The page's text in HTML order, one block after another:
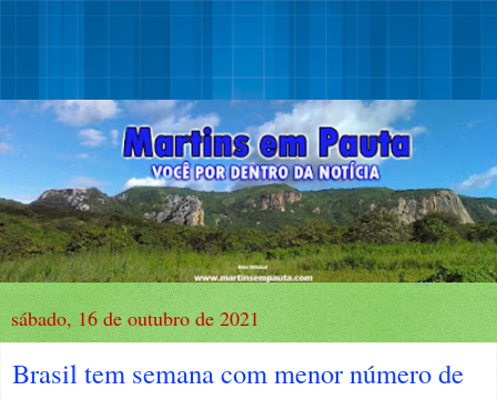
sábado, 16 de outubro de 2021
Brasil tem semana com menor número de